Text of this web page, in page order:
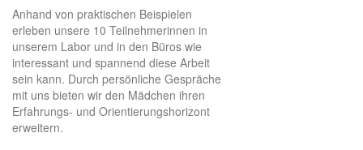
Anhand von praktischen Beispielen
erleben unsere 10 Teilnehmerinnen in
unserem Labor und in den Büros wie
interessant und spannend diese Arbeit
sein kann. Durch persönliche Gespräche
mit uns bieten wir den Mädchen ihren
Erfahrungs- und Orientierungshorizont
erweitern.